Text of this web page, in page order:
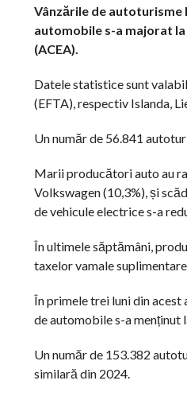
Vânzările de autoturisme
automobile s-a majorat la
(ACEA).
Datele statistice sunt
(EFTA), respectiv Islanda,
Un număr de 56.841
Marii producători auto au
Volkswagen (10,3%), și
de vehicule electrice s-a
În ultimele săptămâni,
taxelor vamale
În primele trei luni din acest
de automobile s-a menținut
Un număr de 153.382
similară din 2024.